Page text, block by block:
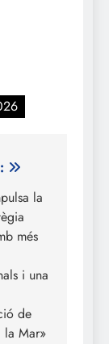
la
més
i una
de
la Mar»